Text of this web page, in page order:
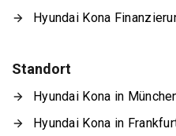
Hyundai Kona
Standort
Hyundai Kona in
Hyundai Kona in